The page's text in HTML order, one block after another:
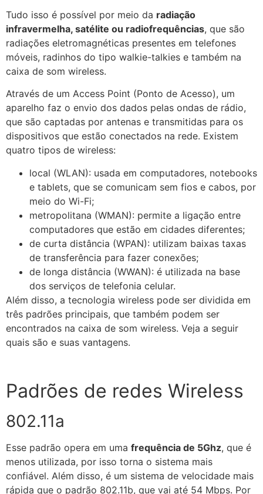
Tudo isso é possível por meio da radiação
infravermelha, satélite ou radiofrequências, que são
radiações eletromagnéticas presentes em telefones
móveis, radinhos do tipo walkie-talkies e também na
caixa de som wireless.
Através de um Access Point (Ponto de Acesso), um
aparelho faz o envio dos dados pelas ondas de rádio,
que são captadas por antenas e transmitidas para os
dispositivos que estão conectados na rede. Existem
quatro tipos de wireless:
local (WLAN): usada em computadores, notebooks
e tablets, que se comunicam sem fios e cabos, por
meio do Wi-Fi;
metropolitana (WMAN): permite a ligação entre
computadores que estão em cidades diferentes;
de curta distância (WPAN): utilizam baixas taxas
de transferência para fazer conexões;
de longa distância (WWAN): é utilizada na base
dos serviços de telefonia celular.
Além disso, a tecnologia wireless pode ser dividida em
três padrões principais, que também podem ser
encontrados na caixa de som wireless. Veja a seguir
quais são e suas vantagens.
Padrões de redes Wireless
802.11a
Esse padrão opera em uma frequência de 5Ghz, que é
menos utilizada, por isso torna o sistema mais
confiável. Além disso, é um sistema de velocidade mais
rápida que o padrão 802.11b, que vai até 54 Mbps. Por